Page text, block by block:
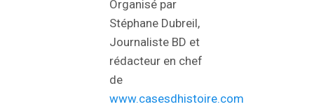
Organisé par
Stéphane Dubreil,
Journaliste BD et
rédacteur en chef
de
www.casesdhistoire.com